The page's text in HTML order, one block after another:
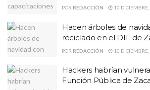
POR REDACCIÓN 10
Hacen árboles de
reciclado en el DIF de
POR REDACCIÓN 10
Hackers habrían
Función Pública de